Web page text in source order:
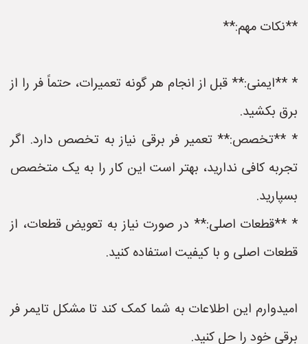
**نکات مهم:**
* **ایمنی:** قبل از انجام هر گونه تعمیرات، حتماً فر را از
برق بکشید.
* **تخصص:** تعمیر فر برقی نیاز به تخصص دارد. اگر
تجربه کافی ندارید، بهتر است این کار را به یک متخصص
بسپارید.
* **قطعات اصلی:** در صورت نیاز به تعویض قطعات، از
قطعات اصلی و با کیفیت استفاده کنید.
امیدوارم این اطلاعات به شما کمک کند تا مشکل تایمر فر
برقی خود را حل کنید.